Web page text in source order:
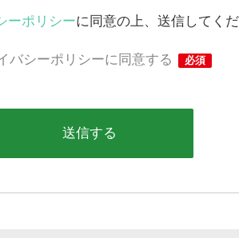
ーポリシーに同意の上、送信してくだ
バシーポリシーに同意する 必須